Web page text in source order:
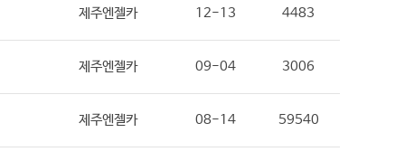
제주엔젤카 12-13 4483
제주엔젤카 09-04 3006
제주엔젤카 08-14 59540